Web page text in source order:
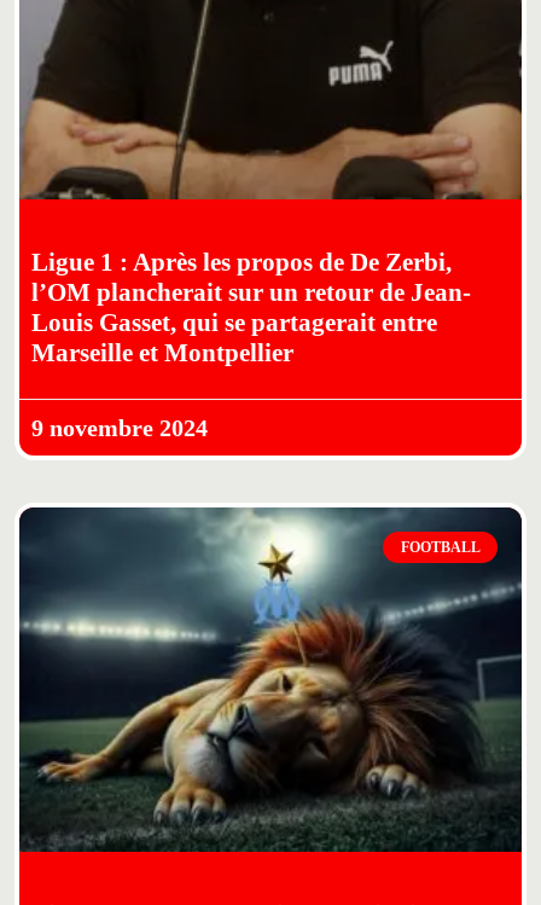
Ligue 1 : Après les propos de De Zerbi,
l’OM plancherait sur un retour de Jean-
Louis Gasset, qui se partagerait entre
Marseille et Montpellier
9 novembre 2024
FOOTBALL